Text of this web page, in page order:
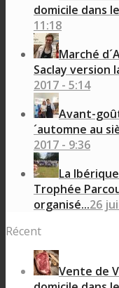
domicile dans
11:18
Marché
Saclay version
2017 - 5:14
Avant-
´automne au
2017 - 9:36
La
Trophée
organisé...26
Récent
Vente de